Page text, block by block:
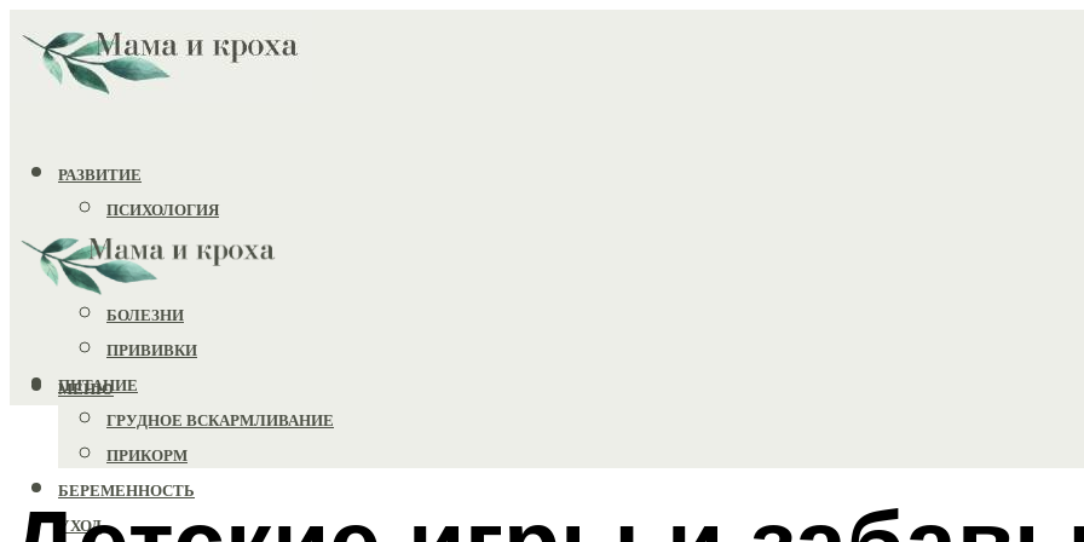
РАЗВИТИЕ
ПСИХОЛОГИЯ
ИГРУШКИ
ЗДОРОВЬЕ
БОЛЕЗНИ
ПРИВИВКИ
ПИТАНИЕ
ГРУДНОЕ ВСКАРМЛИВАНИЕ
ПРИКОРМ
БЕРЕМЕННОСТЬ
УХОД
МЕНЮ